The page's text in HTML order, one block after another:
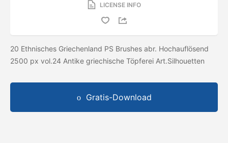
LICENSE INFO
20 Ethnisches Griechenland PS Brushes abr. Hochauflösend
2500 px vol.24 Antike griechische Töpferei Art.Silhouetten
Gratis-Download